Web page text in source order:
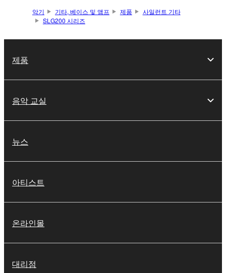
악기 기타, 베이스 및 앰프 제품
사일런트 기타
SLG200 시리즈
제품
음악 교실
뉴스
아티스트
온라인몰
대리점